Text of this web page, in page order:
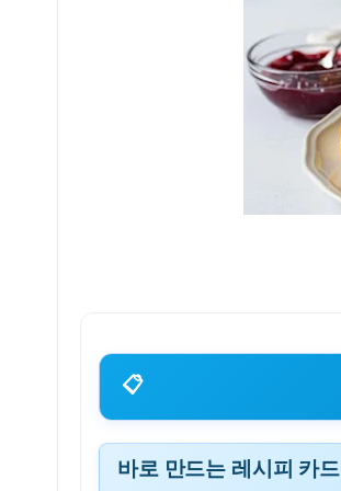
📋
바로 만드는 레시피 카드
바로 만드는 레시피 카드